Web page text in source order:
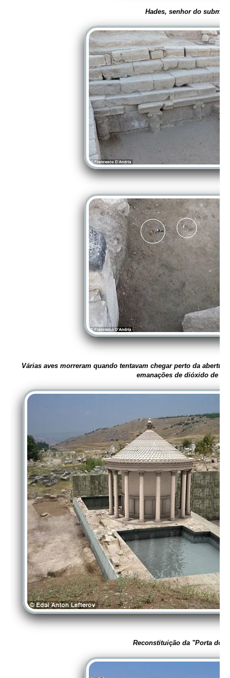
Hades, senhor do
Várias aves morreram quando tentavam chegar perto da
emanações de dióxido de
Reconstituição da "Porta do